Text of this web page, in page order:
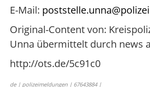
E-Mail:
Original-Content von:
Unna übermittelt durch news
http://ots.de/5c91c0
de | polizeimeldungen | 67643884 |